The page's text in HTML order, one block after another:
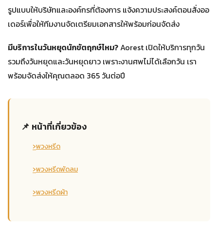
รูปแบบให้บริษัทและองค์กรที่ต้องการ แจ้งความประสงค์ตอนสั่งออ
เดอร์เพื่อให้ทีมงานจัดเตรียมเอกสารให้พร้อมก่อนจัดส่ง
มีบริการในวันหยุดนักขัตฤกษ์ไหม?Aorest เปิดให้บริการทุกวัน
รวมถึงวันหยุดและวันหยุดยาว เพราะงานศพไม่ได้เลือกวัน เรา
พร้อมจัดส่งให้คุณตลอด 365 วันต่อปี
📌 หน้าที่เกี่ยวข้อง
›พวงหรีด
›พวงหรีดพัดลม
›พวงหรีดผ้า